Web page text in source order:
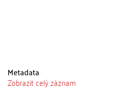
Metadata
Zobrazit celý záznam